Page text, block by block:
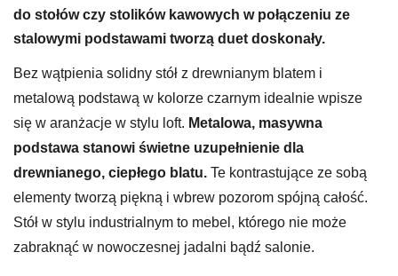
do stołów czy stolików kawowych w połączeniu ze
stalowymi podstawami tworzą duet doskonały.
Bez wątpienia solidny stół z drewnianym blatem i
metalową podstawą w kolorze czarnym idealnie wpisze
się w aranżacje w stylu loft. Metalowa, masywna
podstawa stanowi świetne uzupełnienie dla
drewnianego, ciepłego blatu. Te kontrastujące ze sobą
elementy tworzą piękną i wbrew pozorom spójną całość.
Stół w stylu industrialnym to mebel, którego nie może
zabraknąć w nowoczesnej jadalni bądź salonie.